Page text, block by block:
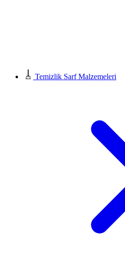
Temizlik Sarf Malzemeleri